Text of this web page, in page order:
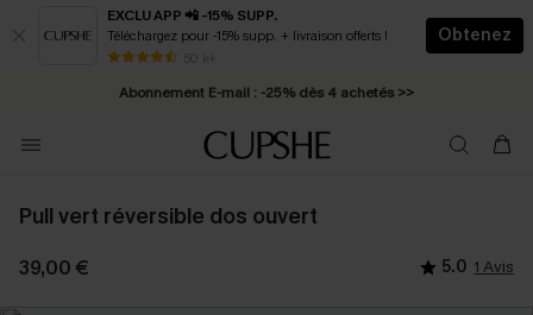
EXCLU APP 📲 -15% SUPP.
Téléchargez pour -15% supp. + livraison offerts !
50 k+
Obtenez
* Livraison éclair 2-3 jours ouvrés >>
Abonnement E-mail : -25% dès 4 achetés >>
Pull vert réversible dos ouvert
39,00 € 5.0 1 Avis